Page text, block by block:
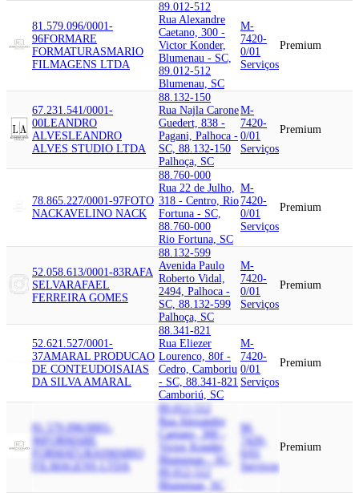
81.579.096/0001-
96FORMARE
FORMATURASMARIO
FILMAGENS LTDA
89.012-512
Rua Alexandre
Caetano, 300 -
Victor Konder,
Blumenau - SC,
89.012-512
Blumenau, SC
M-
7420-
0/01
Serviços
Premium
67.231.541/0001-
00LEANDRO
ALVESLEANDRO
ALVES STUDIO LTDA
88.132-150
Rua Najla Carone
Guedert, 838 -
Pagani, Palhoca -
SC, 88.132-150
Palhoça, SC
M-
7420-
0/01
Serviços
Premium
78.865.227/0001-97FOTO
NACKAVELINO NACK
88.760-000
Rua 22 de Julho,
318 - Centro, Rio
Fortuna - SC,
88.760-000
Rio Fortuna, SC
M-
7420-
0/01
Serviços
Premium
52.058.613/0001-83RAFA
SELVARAFAEL
FERREIRA GOMES
88.132-599
Avenida Paulo
Roberto Vidal,
2494, Palhoca -
SC, 88.132-599
Palhoça, SC
M-
7420-
0/01
Serviços
Premium
52.621.527/0001-
37AMARAL PRODUCAO
DE CONTEUDOISAIAS
DA SILVA AMARAL
88.341-821
Rua Eliezer
Lourenco, 80f -
Cedro, Camboriu
- SC, 88.341-821
Camboriú, SC
M-
7420-
0/01
Serviços
Premium
81.579.096/0001-
96 FORMARE
FORMATURASMARIO
FILMAGENS LTDA
89.012-512
Rua Alexandre
Caetano, 300 -
Victor Konder,
Blumenau - SC,
89.012-512
Blumenau, SC
M-
7420-
Serviços
Premium